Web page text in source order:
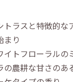
トラスと特徴的な
まり
イトフローラルの
の農耕な甘さのあ